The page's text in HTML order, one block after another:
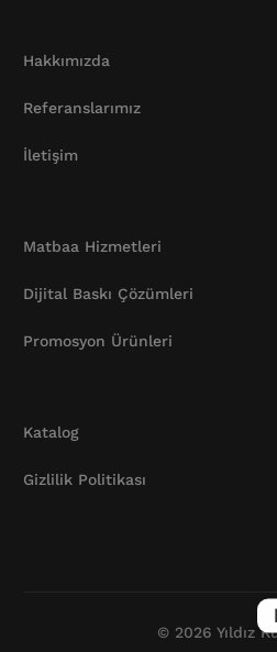
Hakkımızda
Referanslarımız
İletişim
Matbaa Hizmetleri
Dijital Baskı Çözümleri
Promosyon Ürünleri
Katalog
Gizlilik Politikası
© 2026 Yıldız
Katalog